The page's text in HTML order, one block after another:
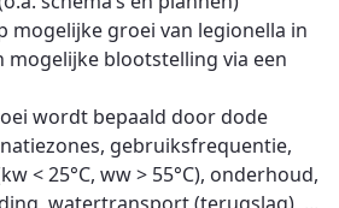
mogelijke groei van legionella in
mogelijke blootstelling via een
wordt bepaald door dode
gebruiksfrequentie,
< 25°C, ww > 55°C), onderhoud,